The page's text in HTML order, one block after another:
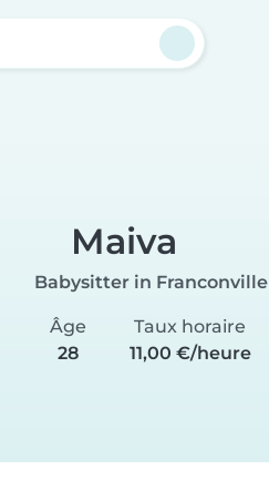
Maiva
Babysitter in Franconville
Âge
28
Taux horaire
11,00 €/heure